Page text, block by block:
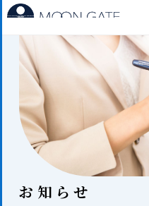
お知 らせ